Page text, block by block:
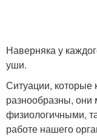
Наверняка у
уши.
Ситуации, которые
разнообразны, они
физиологичными,
работе нашего